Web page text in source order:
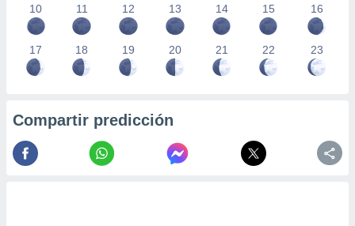
10
11 12 13 14 15 16
17 18 19 20 21 22 23
Compartir predicción